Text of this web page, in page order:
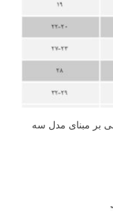
بر مبنای مدل سه